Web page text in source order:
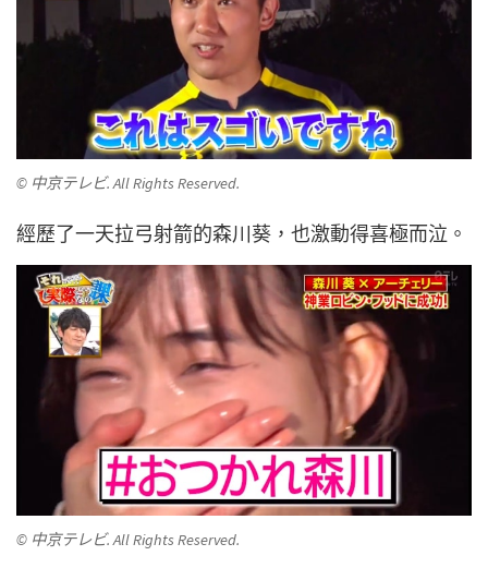
© 中京テレビ. All Rights Reserved.
經歷了一天拉弓射箭的森川葵，也激動得喜極而泣。
© 中京テレビ. All Rights Reserved.